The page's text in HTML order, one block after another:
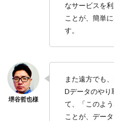
なサービスを
ことが、簡単
す。
また遠方でも
Dデータのやり
て、「このよ
ことが、デー